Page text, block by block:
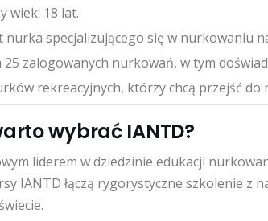
wiek: 18 lat.
nurka specjalizującego się w nurkowaniu
zalogowanych nurkowań, w tym
rekreacyjnych, którzy chcą przejść
wybrać IANTD?
liderem w dziedzinie edukacji
IANTD łączą rygorystyczne szkolenie z